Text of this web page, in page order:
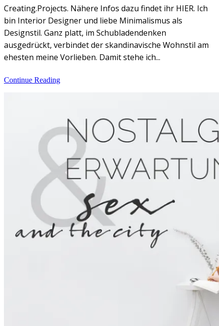
Creating.Projects. Nähere Infos dazu findet ihr HIER. Ich
bin Interior Designer und liebe Minimalismus als
Designstil. Ganz platt, im Schubladendenken
ausgedrückt, verbindet der skandinavische Wohnstil am
ehesten meine Vorlieben. Damit stehe ich...
Continue Reading